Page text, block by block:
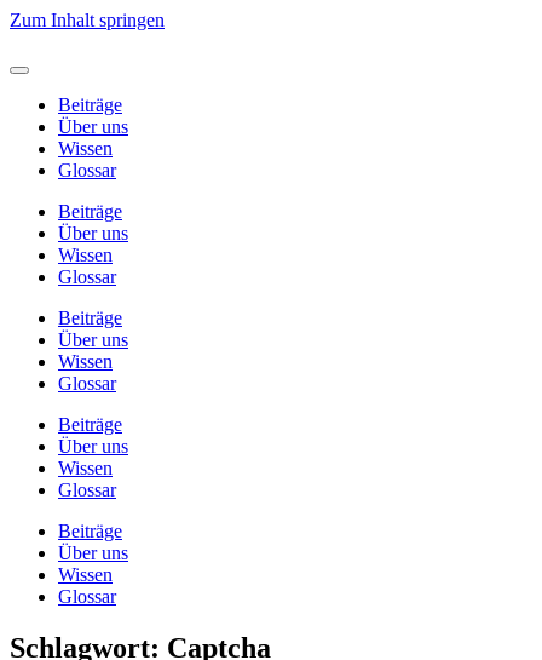
Zum Inhalt springen
Beiträge
Über uns
Wissen
Glossar
Beiträge
Über uns
Wissen
Glossar
Beiträge
Über uns
Wissen
Glossar
Beiträge
Über uns
Wissen
Glossar
Beiträge
Über uns
Wissen
Glossar
Schlagwort: Captcha